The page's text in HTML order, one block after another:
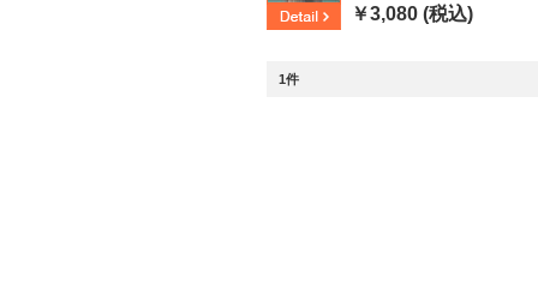
69522
￥3,080 (税込)
1件